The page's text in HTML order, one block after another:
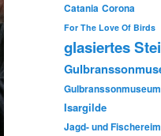
Catania Corona
For The Love Of Birds
glasiertes
Isargilde
Jagd- und